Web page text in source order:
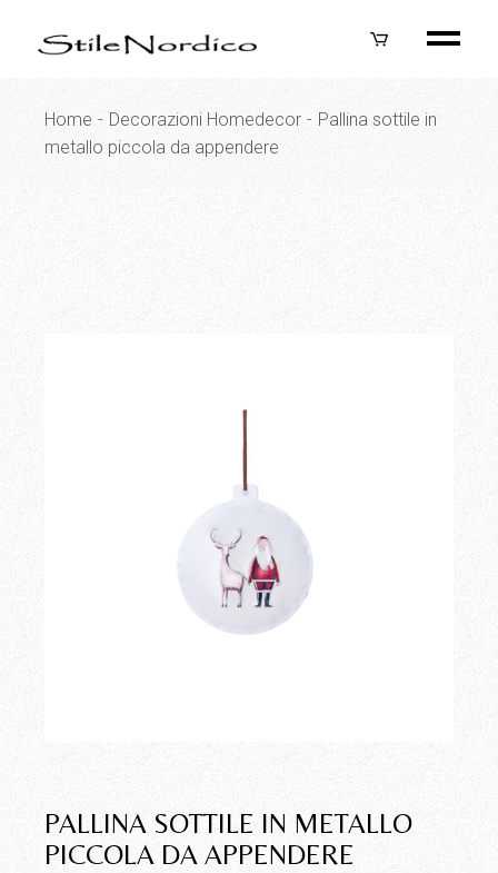
content
Home Decorazioni Homedecor
Pallina sottile in
metallo piccola da appendere
PALLINA SOTTILE IN METALLO
PICCOLA DA APPENDERE